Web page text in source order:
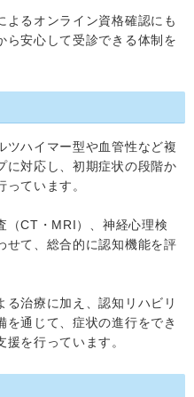
るオンライン資格確認にも
ら安心して受診できる体制を
ハイマー型や血管性など複
に対応し、初期症状の段階か
っています。
CT・MRI）、神経心理検
せて、総合的に認知機能を評
治療に加え、認知リハビリ
を通じて、症状の進行をでき
援を行っています。